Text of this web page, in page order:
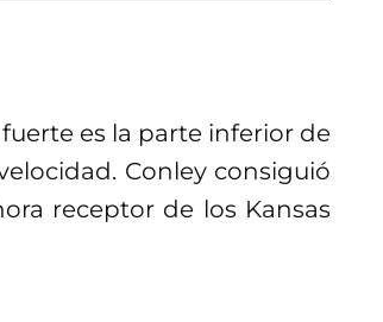
es la parte inferior de
Conley consiguió
receptor de los Kansas